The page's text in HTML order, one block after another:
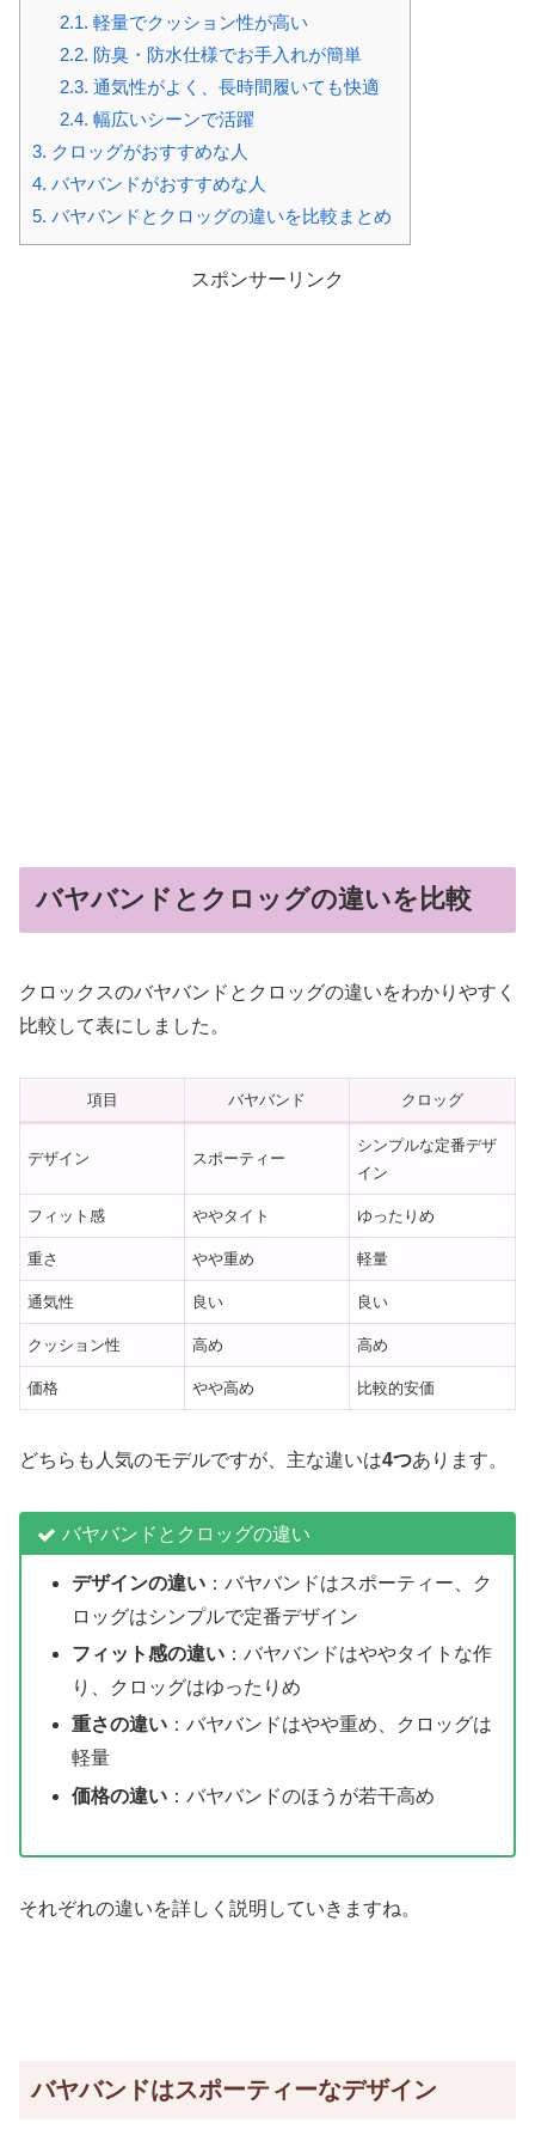
2.1. 軽量でクッション性が高い
2.2. 防臭・防水仕様でお手入れが簡単
2.3. 通気性がよく、長時間履いても快適
2.4. 幅広いシーンで活躍
3. クロッグがおすすめな人
4. バヤバンドがおすすめな人
5. バヤバンドとクロッグの違いを比較まとめ
スポンサーリンク
バヤバンドとクロッグの違いを比較
クロックスのバヤバンドとクロッグの違いをわかりやすく
比較して表にしました。
項目 バヤバンド クロッグ
デザイン スポーティー
シンプルな定番デザ
イン
フィット感 ややタイト ゆったりめ
重さ やや重め 軽量
通気性 良い 良い
クッション性 高め 高め
価格 やや高め 比較的安価
どちらも人気のモデルですが、主な違いは4つあります。
バヤバンドとクロッグの違い
デザインの違い：バヤバンドはスポーティー、ク
ロッグはシンプルで定番デザイン
フィット感の違い：バヤバンドはややタイトな作
り、クロッグはゆったりめ
重さの違い：バヤバンドはやや重め、クロッグは
軽量
価格の違い：バヤバンドのほうが若干高め
それぞれの違いを詳しく説明していきますね。
バヤバンドはスポーティーなデザイン